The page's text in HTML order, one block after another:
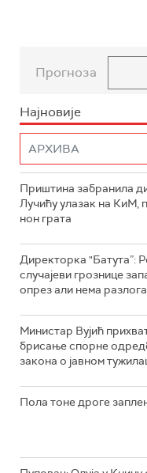
Прогноза
Најновије
Приштина забранила
Лучићу улазак на КиМ,
нон грата
Директорка "Батута”:
случајеви грознице
опрез али нема
Министар Вујић
брисање спорне
закона o јавном
Пола тоне дроге